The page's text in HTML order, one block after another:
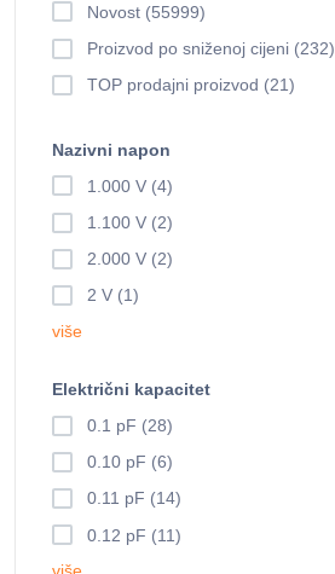
Novost (55999)
Proizvod po sniženoj cijeni (232)
TOP prodajni proizvod (21)
Nazivni napon
1.000 V (4)
1.100 V (2)
2.000 V (2)
2 V (1)
više
Električni kapacitet
0.1 pF (28)
0.10 pF (6)
0.11 pF (14)
0.12 pF (11)